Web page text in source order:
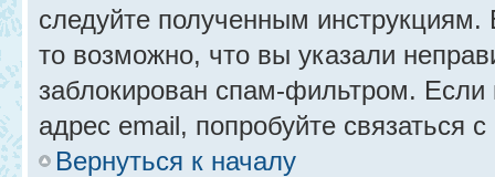
следуйте полученным
то возможно, что вы указали
заблокирован спам-фильтром.
адрес email, попробуйте связаться
Вернуться к началу